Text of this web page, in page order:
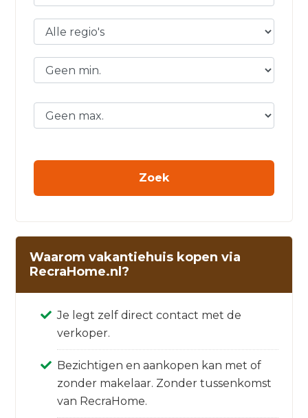
Waarom vakantiehuis kopen via
RecraHome.nl?
Je legt zelf direct contact met de
verkoper.
Bezichtigen en aankopen kan met of
zonder makelaar. Zonder tussenkomst
van RecraHome.